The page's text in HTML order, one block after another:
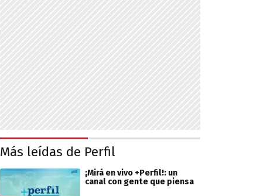
Más leídas de Perfil
¡Mirá en vivo +Perfil!: un
canal con gente que piensa